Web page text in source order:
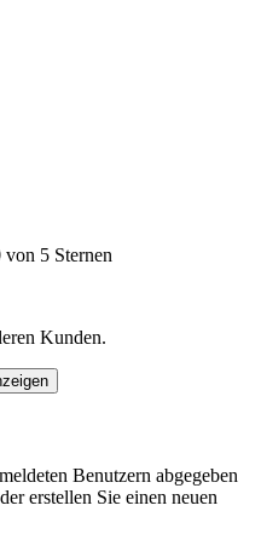
5 Sternen
Kunden.
Benutzern abgegeben
erstellen Sie einen neuen